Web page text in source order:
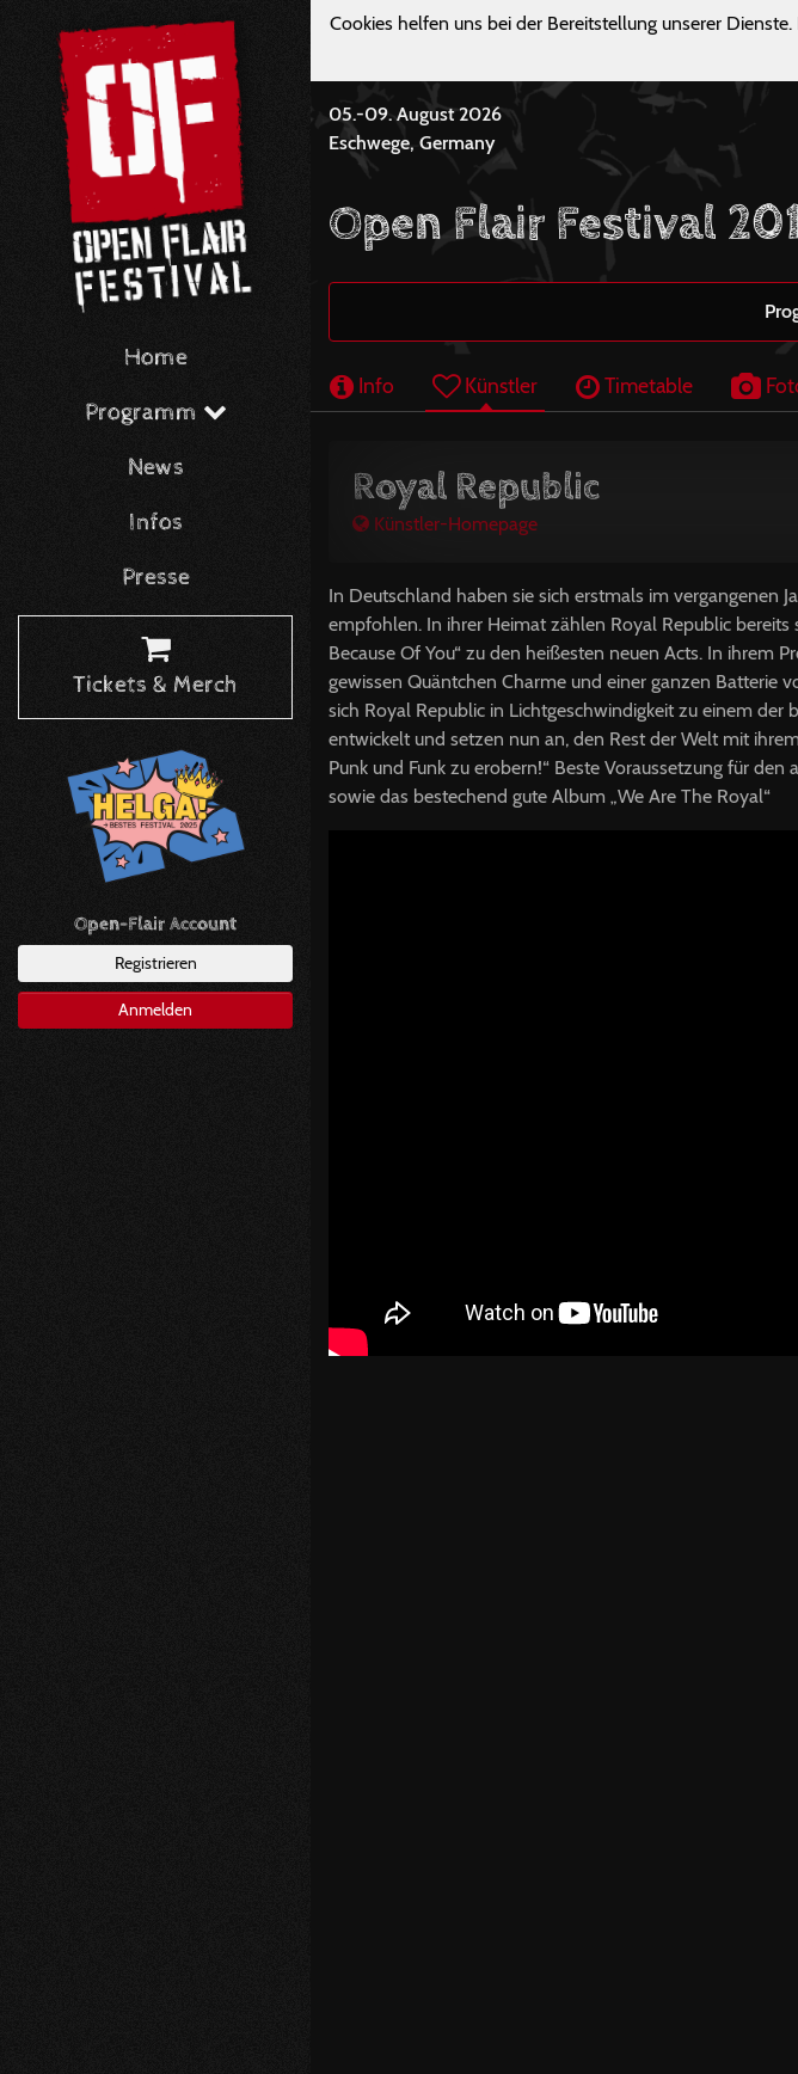
Home
Programm
News
Infos
Presse
Tickets & Merch
Open-Flair Account
Registrieren
Anmelden
Cookies helfen uns bei der Bereitstellung unserer
05.-09. August 2026
Eschwege, Germany
Open Flair Festival
Info Künstler Timetable
Royal Republic
Künstler-Homepage
In Deutschland haben sie sich erstmals im vergangenen
empfohlen. In ihrer Heimat zählen Royal Republic
Because Of You“ zu den heißesten neuen Acts. In ihrem
gewissen Quäntchen Charme und einer ganzen Batterie
sich Royal Republic in Lichtgeschwindigkeit zu einem
entwickelt und setzen nun an, den Rest der Welt mit
Punk und Funk zu erobern!“ Beste Voraussetzung für
sowie das bestechend gute Album „We Are The Royal“